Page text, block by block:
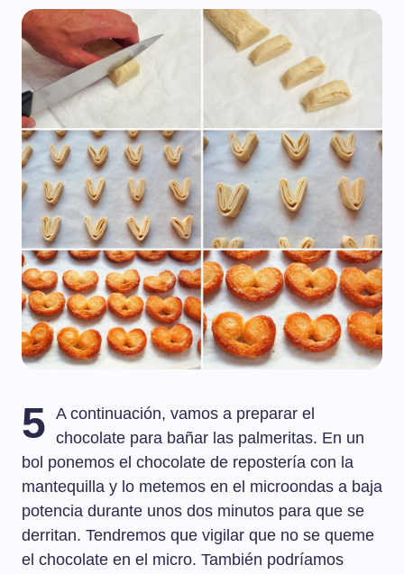
5
A continuación, vamos a preparar el
chocolate para bañar las palmeritas. En un
bol ponemos el chocolate de repostería con la
mantequilla y lo metemos en el microondas a baja
potencia durante unos dos minutos para que se
derritan. Tendremos que vigilar que no se queme
el chocolate en el micro. También podríamos